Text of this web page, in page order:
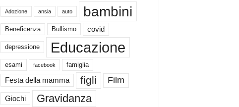
Adozione ansia auto bambini
Beneficenza Bullismo covid
depressione Educazione
esami facebook famiglia
Festa della mamma figli Film
Giochi Gravidanza